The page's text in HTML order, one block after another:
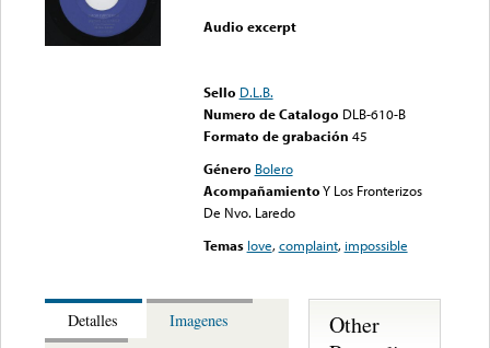
Audio excerpt
Sello D.L.B.
Numero de Catalogo DLB-610-B
Formato de grabación 45
Género Bolero
AcompañamientoY Los Fronterizos
De Nvo. Laredo
Temas love,complaint, impossible
Detalles
Imagenes
Other